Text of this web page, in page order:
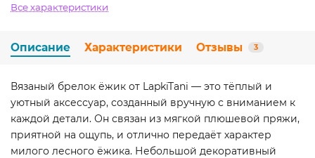
Все характеристики
Описание Характеристики Отзывы 3
Вязаный брелок ёжик от LapkiTani — это тёплый и
уютный аксессуар, созданный вручную с вниманием к
каждой детали. Он связан из мягкой плюшевой пряжи,
приятной на ощупь, и отлично передаёт характер
милого лесного ёжика. Небольшой декоративный